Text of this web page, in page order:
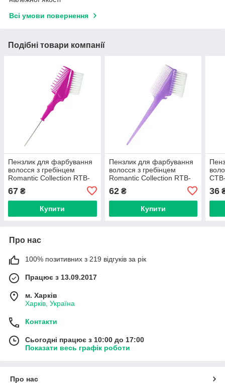
Всі умови повернення
Подібні товари компанії
Пензлик для фарбування
волосся з гребінцем
Romantic Collection RTB-
67 ₴
Купити
Пензлик для фарбування
волосся з гребінцем
Romantic Collection RTB-
62₴
Купити
36
Про нас
100% позитивних з 219 відгуків за рік
Працює з 13.09.2017
м. Харків
Харків, Україна
Контакти
Сьогодні працює з 10:00 до 17:00
Показати весь графік роботи
Про нас